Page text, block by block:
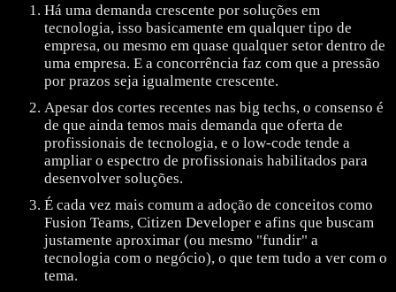
Há uma demanda crescente por soluções em
tecnologia, isso basicamente em qualquer tipo de
empresa, ou mesmo em quase qualquer setor dentro de
uma empresa. E a concorrência faz com que a pressão
por prazos seja igualmente crescente.
Apesar dos cortes recentes nas big techs, o consenso é
de que ainda temos mais demanda que oferta de
profissionais de tecnologia, e o low-code tende a
ampliar o espectro de profissionais habilitados para
desenvolver soluções.
É cada vez mais comum a adoção de conceitos como
Fusion Teams, Citizen Developer e afins que buscam
justamente aproximar (ou mesmo "fundir" a
tecnologia com o negócio), o que tem tudo a ver com o
tema.